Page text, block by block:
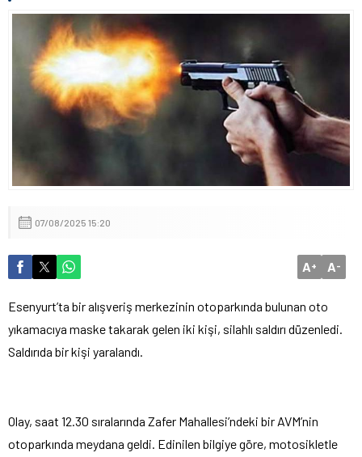
07/08/2025 15:20
A+ A-
Esenyurt’ta bir alışveriş merkezinin otoparkında bulunan oto
yıkamacıya maske takarak gelen iki kişi, silahlı saldırı düzenledi.
Saldırıda bir kişi yaralandı.
Olay, saat 12.30 sıralarında Zafer Mahallesi’ndeki bir AVM’nin
otoparkında meydana geldi. Edinilen bilgiye göre, motosikletle